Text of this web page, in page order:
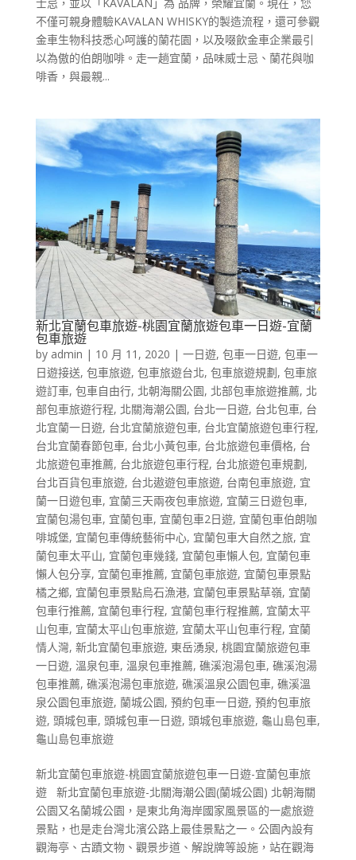
不僅可親身體驗KAVALAN WHISKY的製造流程，還可參觀
金車生物科技悉心呵護的蘭花園，以及啜飲金車企業最引
以為傲的伯朗咖啡。走一趟宜蘭，品味威士忌、蘭花與咖
啡香，與最親...
新北宜蘭包車旅遊-桃園宜蘭旅遊包車一日遊-宜蘭
包車旅遊
by admin | 10 月 11, 2020 | 一日遊, 包車一日遊, 包車一
日遊接送, 包車旅遊, 包車旅遊台北, 包車旅遊規劃, 包車旅
遊訂車, 包車自由行, 北朝海關公園, 北部包車旅遊推薦, 北
部包車旅遊行程, 北關海潮公園, 台北一日遊, 台北包車, 台
北宜蘭一日遊, 台北宜蘭旅遊包車, 台北宜蘭旅遊包車行程,
台北宜蘭春節包車, 台北小黃包車, 台北旅遊包車價格, 台
北旅遊包車推薦, 台北旅遊包車行程, 台北旅遊包車規劃,
台北百貨包車旅遊, 台北遨遊包車旅遊, 台南包車旅遊, 宜
蘭一日遊包車, 宜蘭三天兩夜包車旅遊, 宜蘭三日遊包車,
宜蘭包湯包車, 宜蘭包車, 宜蘭包車2日遊, 宜蘭包車伯朗咖
啡城堡, 宜蘭包車傳統藝術中心, 宜蘭包車大自然之旅, 宜
蘭包車太平山, 宜蘭包車幾錢, 宜蘭包車懶人包, 宜蘭包車
懶人包分享, 宜蘭包車推薦, 宜蘭包車旅遊, 宜蘭包車景點
橘之鄉, 宜蘭包車景點烏石漁港, 宜蘭包車景點草嶺, 宜蘭
包車行推薦, 宜蘭包車行程, 宜蘭包車行程推薦, 宜蘭太平
山包車, 宜蘭太平山包車旅遊, 宜蘭太平山包車行程, 宜蘭
情人灣, 新北宜蘭包車旅遊, 東岳湧泉, 桃園宜蘭旅遊包車
一日遊, 溫泉包車, 溫泉包車推薦, 礁溪泡湯包車, 礁溪泡湯
包車推薦, 礁溪泡湯包車旅遊, 礁溪溫泉公園包車, 礁溪溫
泉公園包車旅遊, 蘭城公園, 預約包車一日遊, 預約包車旅
遊, 頭城包車, 頭城包車一日遊, 頭城包車旅遊, 龜山島包車,
龜山島包車旅遊
新北宜蘭包車旅遊-桃園宜蘭旅遊包車一日遊-宜蘭包車旅
遊 新北宜蘭包車旅遊-北關海潮公園(蘭城公園) 北朝海關
公園又名蘭城公園，是東北角海岸國家風景區的一處旅遊
景點，也是走台灣北濱公路上最佳景點之一。公園內設有
觀海亭、古蹟文物、觀景步道、解說牌等設施，站在觀海